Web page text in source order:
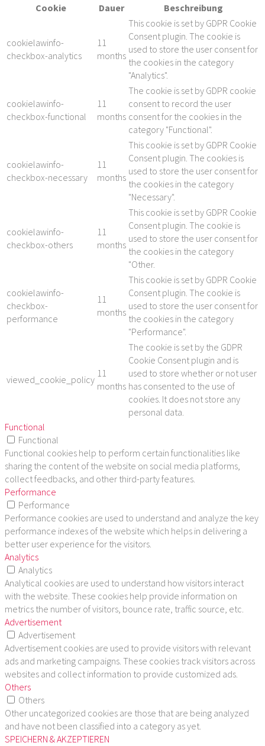
Cookie
Dauer Beschreibung
cookielawinfo-
checkbox-analytics
11
months
This cookie is set by GDPR Cookie
Consent plugin. The cookie is
used to store the user consent for
the cookies in the category
"Analytics".
cookielawinfo-
checkbox-functional
11
months
The cookie is set by GDPR cookie
consent to record the user
consent for the cookies in the
category "Functional".
cookielawinfo-
checkbox-necessary
11
months
This cookie is set by GDPR Cookie
Consent plugin. The cookies is
used to store the user consent for
the cookies in the category
"Necessary".
cookielawinfo-
checkbox-others
11
months
This cookie is set by GDPR Cookie
Consent plugin. The cookie is
used to store the user consent for
the cookies in the category
"Other.
cookielawinfo-
checkbox-
performance
11
months
This cookie is set by GDPR Cookie
Consent plugin. The cookie is
used to store the user consent for
the cookies in the category
"Performance".
viewed_cookie_policy
11
months
The cookie is set by the GDPR
Cookie Consent plugin and is
used to store whether or not user
has consented to the use of
cookies. It does not store any
personal data.
Functional
Functional
Functional cookies help to perform certain functionalities like
sharing the content of the website on social media platforms,
collect feedbacks, and other third-party features.
Performance
Performance
Performance cookies are used to understand and analyze the key
performance indexes of the website which helps in delivering a
better user experience for the visitors.
Analytics
Analytics
Analytical cookies are used to understand how visitors interact
with the website. These cookies help provide information on
metrics the number of visitors, bounce rate, traffic source, etc.
Advertisement
Advertisement
Advertisement cookies are used to provide visitors with relevant
ads and marketing campaigns. These cookies track visitors across
websites and collect information to provide customized ads.
Others
Others
Other uncategorized cookies are those that are being analyzed
and have not been classified into a category as yet.
SPEICHERN & AKZEPTIEREN